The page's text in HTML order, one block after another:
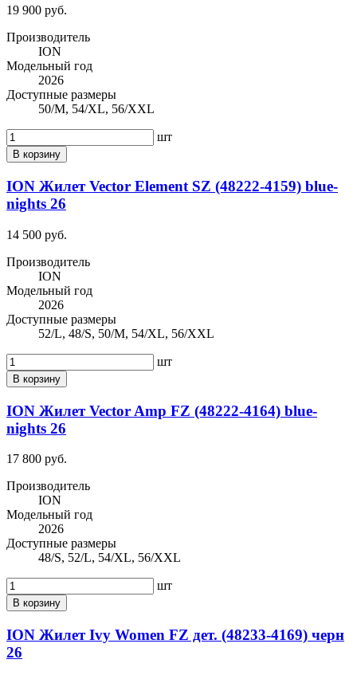
19 900 руб.
Производитель
ION
Модельный год
2026
Доступные размеры
50/M, 54/XL, 56/XXL
шт
В корзину
ION Жилет Vector Element SZ (48222-4159) blue-
nights 26
14 500 руб.
Производитель
ION
Модельный год
2026
Доступные размеры
52/L, 48/S, 50/M, 54/XL, 56/XXL
шт
В корзину
ION Жилет Vector Amp FZ (48222-4164) blue-
nights 26
17 800 руб.
Производитель
ION
Модельный год
2026
Доступные размеры
48/S, 52/L, 54/XL, 56/XXL
шт
В корзину
ION Жилет Ivy Women FZ дет. (48233-4169) черн
26